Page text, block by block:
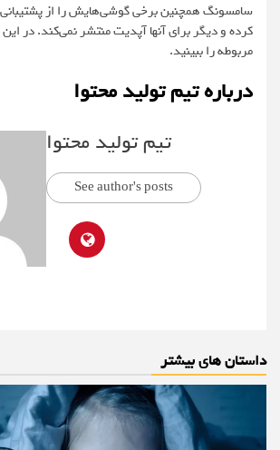
سامسونگ همچنین برخی گوشی‌هایش را از پشتیبانی
کرده و دیگر برای آنها آپدیت منتشر نمی‌کند. در
مربوطه را ببینید.
درباره تیم تولید محتوا
تیم تولید محتوا
See author's posts
داستان های بیشتر